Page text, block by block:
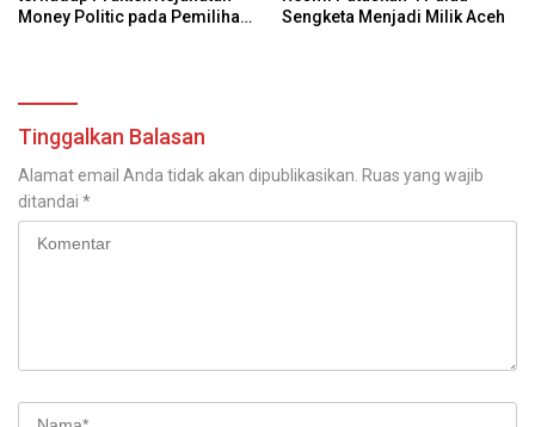
Money Politic pada Pemilihan
Sengketa Menjadi Milik Aceh
Tinggalkan Balasan
Alamat email Anda tidak akan dipublikasikan. Ruas yang wajib
ditandai *